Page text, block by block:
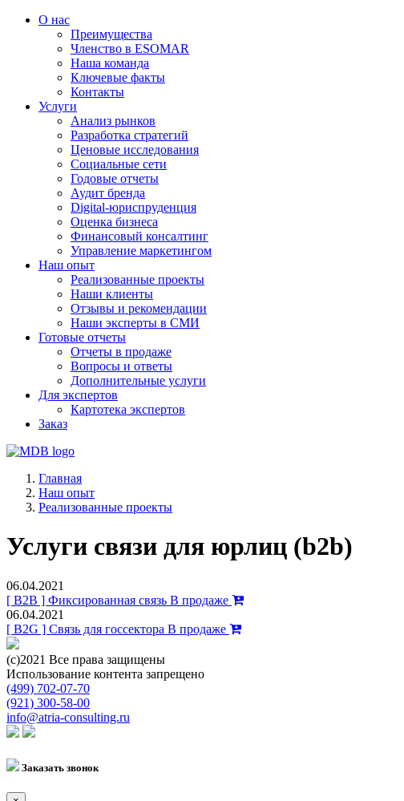
О нас
Преимущества
Членство в ESOMAR
Наша команда
Ключевые факты
Контакты
Услуги
Анализ рынков
Разработка стратегий
Ценовые исследования
Социальные сети
Годовые отчеты
Аудит бренда
Digital-юриспруденция
Оценка бизнеса
Финансовый консалтинг
Управление маркетингом
Наш опыт
Реализованные проекты
Наши клиенты
Отзывы и рекомендации
Наши эксперты в СМИ
Готовые отчеты
Отчеты в продаже
Вопросы и ответы
Дополнительные услуги
Для экспертов
Картотека экспертов
Заказ
Главная
Наш опыт
Реализованные проекты
Услуги связи для юрлиц (b2b)
06.04.2021
[ B2B ] Фиксированная связь В продаже
06.04.2021
[ B2G ] Связь для госсектора В продаже
(с)2021 Все права защищены
Использование контента запрещено
(499) 702-07-70
(921) 300-58-00
info@atria-consulting.ru
Заказать звонок